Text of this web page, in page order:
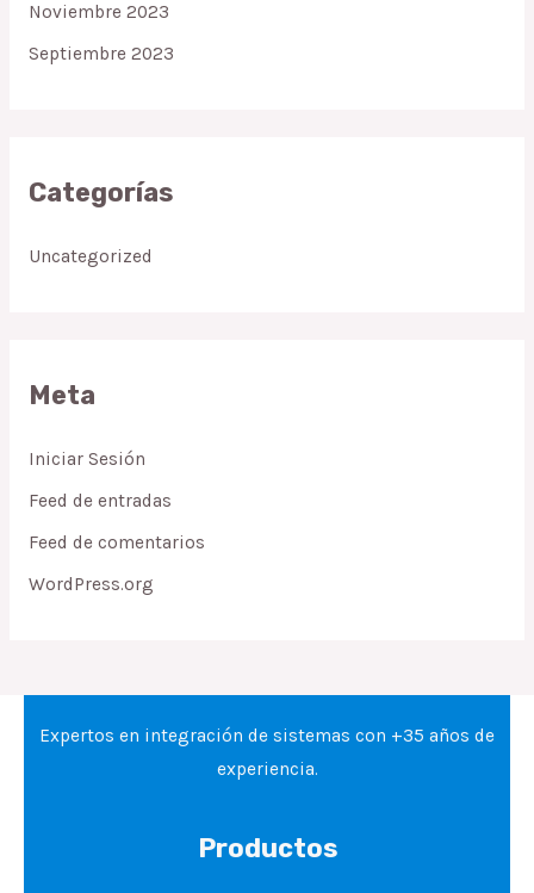
Noviembre 2023
Septiembre 2023
Categorías
Uncategorized
Meta
Iniciar Sesión
Feed de entradas
Feed de comentarios
WordPress.org
Expertos en integración de sistemas con +35 años de
experiencia.
Productos